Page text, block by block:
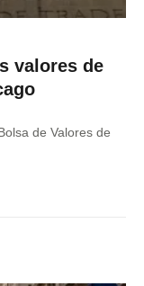
valores de
de Valores de